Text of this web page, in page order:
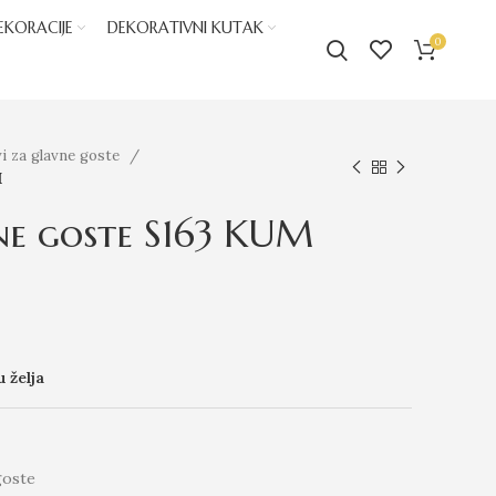
DEKORATIVNI KUTAK
0
za glavne goste
goste S163 KUM
želja